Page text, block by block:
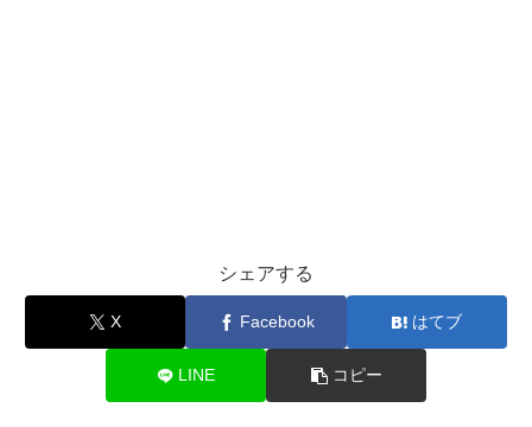
シェアする
X Facebook はてブ
LINE コピー